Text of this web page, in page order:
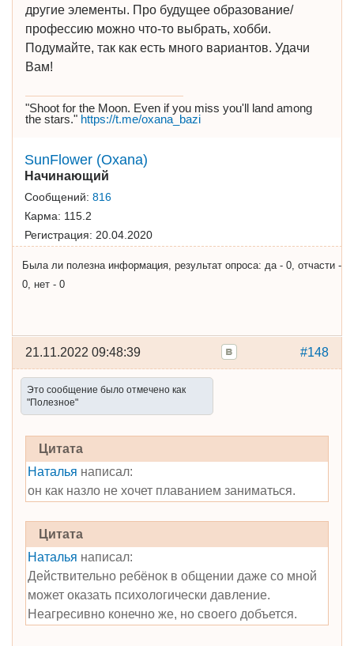
другие элементы. Про будущее образование/
профессию можно что-то выбрать, хобби.
Подумайте, так как есть много вариантов. Удачи
Вам!
"Shoot for the Moon. Even if you miss you'll land among
the stars." https://t.me/oxana_bazi
SunFlower (Oxana)
Начинающий
Сообщений: 816
Карма: 115.2
Регистрация: 20.04.2020
Была ли полезна информация, результат опроса: да - 0, отчасти -
0, нет - 0
#148
21.11.2022 09:48:39
Это сообщение было отмечено как
"Полезное"
Цитата
Наталья написал:
он как назло не хочет плаванием заниматься.
Цитата
Наталья написал:
Действительно ребёнок в общении даже со мной
может оказать психологически давление.
Неагресивно конечно же, но своего добъется.